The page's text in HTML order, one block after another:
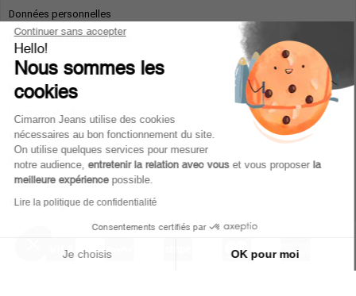
Données personnelles
Politique de confidentialité
La marque
Nous contacter
Livraison et retours
Moyen de paiement
Service client
Mon compte
Continuer sans accepter
Hello!
Nous sommes les
cookies
Cimarron Jeans utilise des cookies
nécessaires au bon fonctionnement du site.
On utilise quelques services pour mesurer
notre audience,entretenir la relation avec vous et vous proposerla
meilleure expérience possible.
Lire la politique de confidentialité
Consentements certifiés par
Je choisis OK pour moi